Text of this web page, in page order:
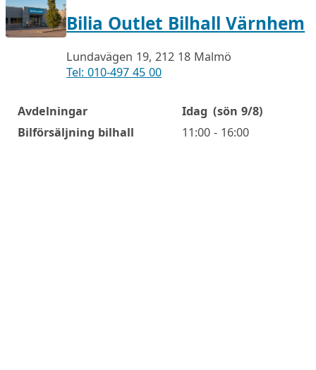
Bilia Outlet Bilhall Värnhem
Lundavägen 19, 212 18 Malmö
Tel: 010-497 45 00
Öppettider
Avdelningar Idag (sön 9/8)
Bilförsäljning bilhall
11:00 - 16:00